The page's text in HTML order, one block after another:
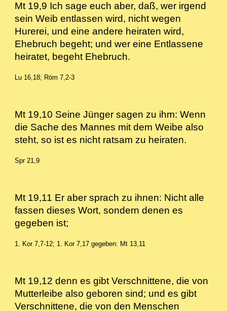
Mt 19,9 Ich sage euch aber, daß, wer irgend
sein Weib entlassen wird, nicht wegen
Hurerei, und eine andere heiraten wird,
Ehebruch begeht; und wer eine Entlassene
heiratet, begeht Ehebruch.
Lu 16,18; Röm 7,2-3
Mt 19,10 Seine Jünger sagen zu ihm: Wenn
die Sache des Mannes mit dem Weibe also
steht, so ist es nicht ratsam zu heiraten.
Spr 21,9
Mt 19,11 Er aber sprach zu ihnen: Nicht alle
fassen dieses Wort, sondern denen es
gegeben ist;
1. Kor 7,7-12; 1. Kor 7,17 gegeben: Mt 13,11
Mt 19,12 denn es gibt Verschnittene, die von
Mutterleibe also geboren sind; und es gibt
Verschnittene, die von den Menschen